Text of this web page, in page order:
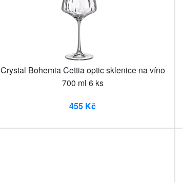
Crystal Bohemia Cettia optic sklenice na víno
700 ml 6 ks
455 Kč